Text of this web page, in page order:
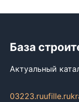
База
Актуальный
03223.ruufille.ru